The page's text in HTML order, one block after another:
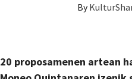
By
20 proposamenen artean